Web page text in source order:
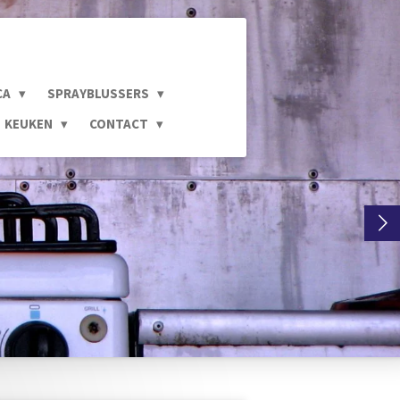
SPRAYBLUSSERS
KEUKEN CONTACT